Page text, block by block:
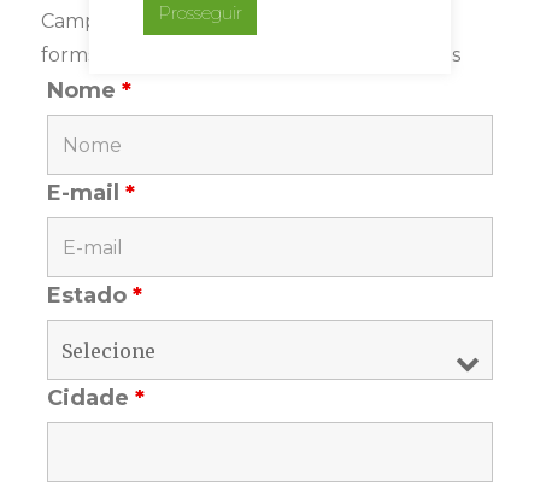
Prosseguir
Campos marcados com <span class="ninja-
forms-req-symbol">*</span> são requeridos
Nome*
E-mail*
Estado*
Cidade*